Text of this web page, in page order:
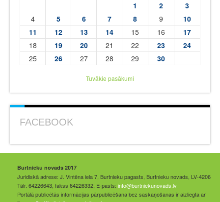
1 2
3
4
5 6 7 8 9
10
11
12 13 14 15 16
17
18
19 20 21 22 23
24
25
26 27 28 29 30
Tuvākie pasākumi
FACEBOOK
Burtnieku novads 2017
Juridiskā adrese: J. Vintēna iela 7, Burtnieku pagasts, Burtnieku novads, LV-4206
Tālr. 64226643, fakss 64226332, E-pasts: info@burtniekunovads.lv
Portālā publicētās informācijas pārpublicēšana bez saskaņošanas ir aizliegta ar